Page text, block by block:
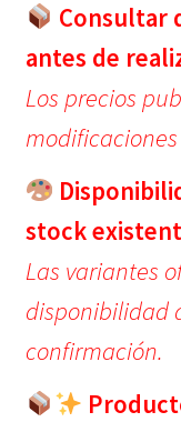
Consultar
antes de
Los precios
stock
Las variantes
disponibilidad
confirmación.